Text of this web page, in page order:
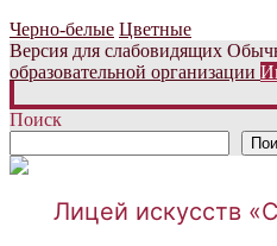
Черно-белые Цветные
Версия для слабовидящих
образовательной организации
Поиск
Лицей искусств